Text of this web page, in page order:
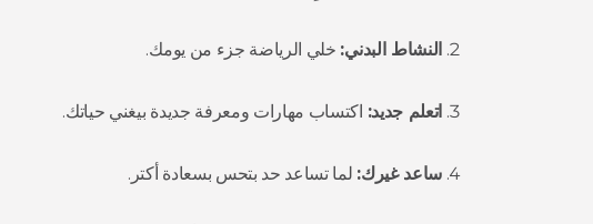
النشاط البدني: خلي الرياضة جزء من يومك.
اتعلم جديد: اكتساب مهارات ومعرفة جديدة بيغني حياتك.
ساعد غيرك: لما تساعد حد بتحس بسعادة أكتر.